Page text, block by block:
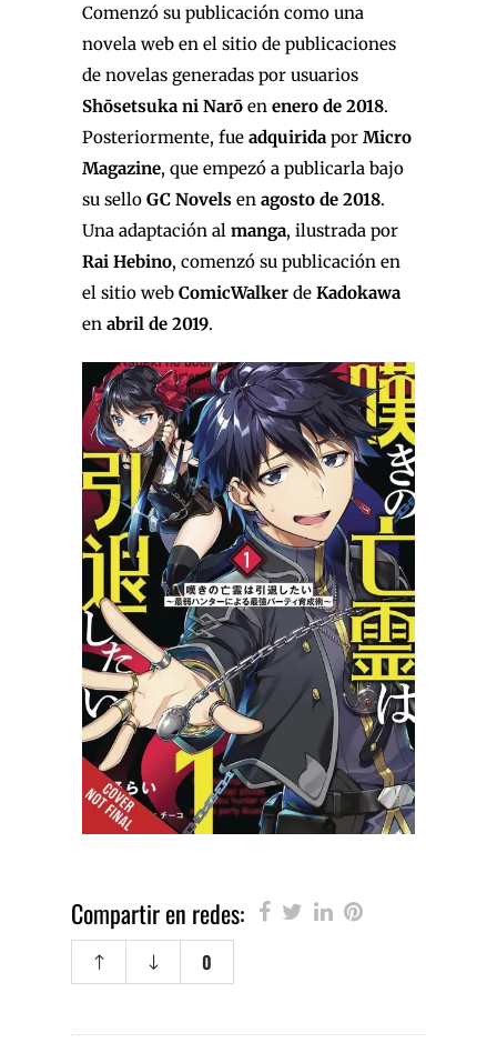
Comenzó su publicación como una
novela web en el sitio de publicaciones
de novelas generadas por usuarios
Shōsetsuka ni Narō en enero de 2018.
Posteriormente, fue adquirida por Micro
Magazine, que empezó a publicarla bajo
su sello GC Novels en agosto de 2018.
Una adaptación al manga, ilustrada por
Rai Hebino, comenzó su publicación en
el sitio web ComicWalker de Kadokawa
en abril de 2019.
Compartir en redes:
0